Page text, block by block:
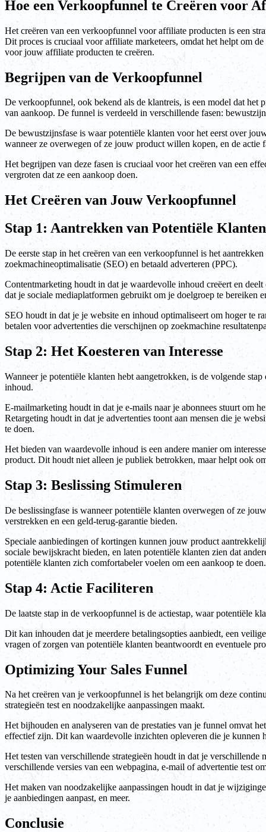
Hoe een Verkoopfunnel te Creëren voor
Het creëren van een verkoopfunnel voor affiliate producten is een
Dit proces is cruciaal voor affiliate marketeers, omdat het helpt om
voor jouw affiliate producten te creëren.
Begrijpen van de Verkoopfunnel
De verkoopfunnel, ook bekend als de klantreis, is een model dat het
van aankoop. De funnel is verdeeld in verschillende fasen:
De bewustzijnsfase is waar potentiële klanten voor het eerst over
wanneer ze overwegen of ze jouw product willen kopen, en de actie
Het begrijpen van deze fasen is cruciaal voor het creëren van een
vergroten dat ze een aankoop doen.
Het Creëren van Jouw Verkoopfunnel
Stap 1: Aantrekken van Potentiële Klanten
De eerste stap in het creëren van een verkoopfunnel is het
zoekmachineoptimalisatie (SEO) en betaald adverteren (PPC).
Contentmarketing houdt in dat je waardevolle inhoud creëert en
dat je sociale mediaplatformen gebruikt om je doelgroep te bereiken
SEO houdt in dat je je website en inhoud optimaliseert om hoger te
betalen voor advertenties die verschijnen op zoekmachine
Stap 2: Het Koesteren van Interesse
Wanneer je potentiële klanten hebt aangetrokken, is de volgende
inhoud.
E-mailmarketing houdt in dat je e-mails naar je abonnees stuurt om
Retargeting houdt in dat je advertenties toont aan mensen die je
te doen.
Het bieden van waardevolle inhoud is een andere manier om
product. Dit houdt niet alleen je publiek betrokken, maar helpt ook
Stap 3: Beslissing Stimuleren
De beslissingfase is wanneer potentiële klanten overwegen of ze
verstrekken en een geld-terug-garantie bieden.
Speciale aanbiedingen of kortingen kunnen jouw product
sociale bewijskracht bieden, en laten potentiële klanten zien dat
potentiële klanten zich comfortabeler voelen om een aankoop te doen.
Stap 4: Actie Faciliteren
De laatste stap in de verkoopfunnel is de actiestap, waar potentiële
Dit kan inhouden dat je meerdere betalingsopties aanbiedt, een
vragen of zorgen van potentiële klanten beantwoordt en eventuele
Optimizing Your Sales Funnel
Na het creëren van je verkoopfunnel is het belangrijk om deze
strategieën test en noodzakelijke aanpassingen maakt.
Het bijhouden en analyseren van de prestaties van je funnel omvat
effectief zijn. Dit kan waardevolle inzichten opleveren die je kunnen
Het testen van verschillende strategieën houdt in dat je
verschillende versies van een webpagina, e-mail of advertentie test
Het maken van noodzakelijke aanpassingen houdt in dat je
je aanbiedingen aanpast, en meer.
Conclusie